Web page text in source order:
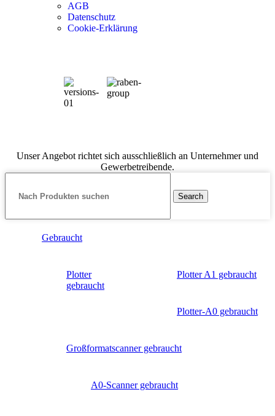
AGB
Datenschutz
Cookie-Erklärung
Unser Angebot richtet sich ausschließlich an Unternehmer und
Gewerbetreibende.
Search
Gebraucht
Plotter
gebraucht
Plotter A1 gebraucht
Plotter-A0 gebraucht
Großformatscanner gebraucht
A0-Scanner gebraucht